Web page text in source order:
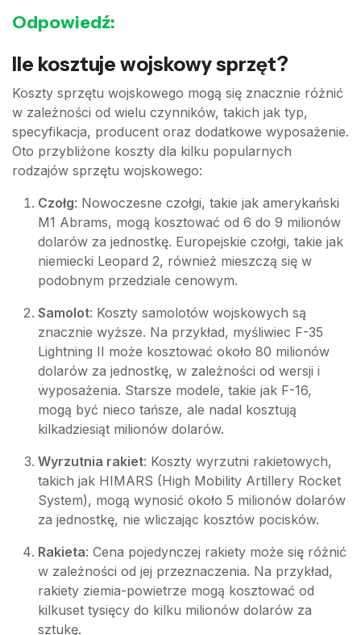
Odpowiedź:
Ile kosztuje wojskowy sprzęt?
Koszty sprzętu wojskowego mogą się znacznie różnić
w zależności od wielu czynników, takich jak typ,
specyfikacja, producent oraz dodatkowe wyposażenie.
Oto przybliżone koszty dla kilku popularnych
rodzajów sprzętu wojskowego:
Czołg: Nowoczesne czołgi, takie jak amerykański
M1 Abrams, mogą kosztować od 6 do 9 milionów
dolarów za jednostkę. Europejskie czołgi, takie jak
niemiecki Leopard 2, również mieszczą się w
podobnym przedziale cenowym.
Samolot: Koszty samolotów wojskowych są
znacznie wyższe. Na przykład, myśliwiec F-35
Lightning II może kosztować około 80 milionów
dolarów za jednostkę, w zależności od wersji i
wyposażenia. Starsze modele, takie jak F-16,
mogą być nieco tańsze, ale nadal kosztują
kilkadziesiąt milionów dolarów.
Wyrzutnia rakiet: Koszty wyrzutni rakietowych,
takich jak HIMARS (High Mobility Artillery Rocket
System), mogą wynosić około 5 milionów dolarów
za jednostkę, nie wliczając kosztów pocisków.
Rakieta: Cena pojedynczej rakiety może się różnić
w zależności od jej przeznaczenia. Na przykład,
rakiety ziemia-powietrze mogą kosztować od
kilkuset tysięcy do kilku milionów dolarów za
sztukę.